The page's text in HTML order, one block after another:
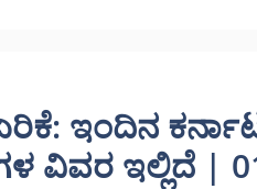
ಇಂದಿನ
ವಿವರ ಇಲ್ಲಿದೆ |